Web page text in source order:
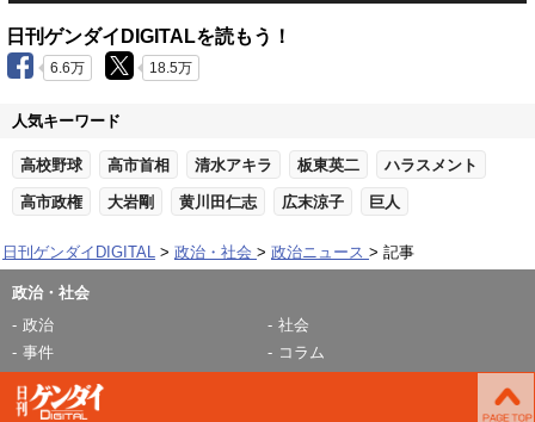
日刊ゲンダイDIGITALを読もう！
6.6万 18.5万
人気キーワード
高校野球 高市首相 清水アキラ 板東英二 ハラスメント
高市政権 大岩剛 黄川田仁志 広末涼子 巨人
日刊ゲンダイDIGITAL 政治・社会 政治ニュース 記事
政治・社会
政治
社会
事件
コラム